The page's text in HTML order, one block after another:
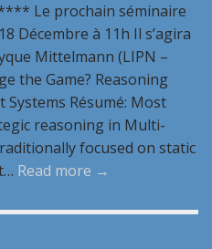
Le prochain séminaire
Décembre à 11h Il s’agira
Mittelmann (LIPN –
the Game? Reasoning
Résumé: Most
reasoning in Multi-
focused on static
Read more →